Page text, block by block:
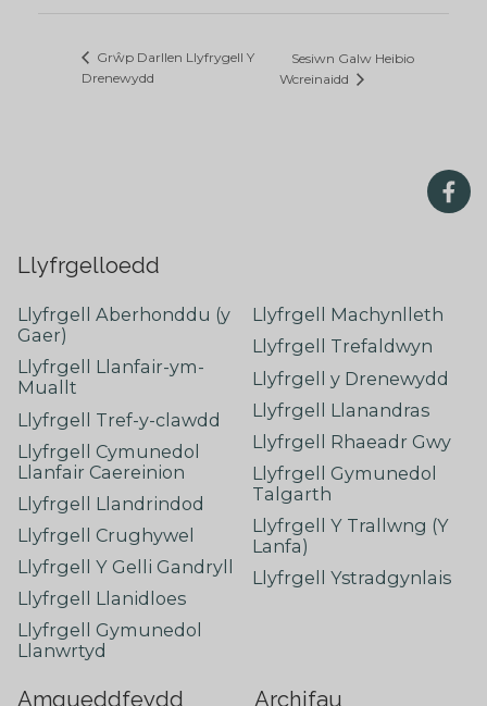
Grŵp Darllen Llyfrygell Y
Drenewydd
Sesiwn Galw Heibio
Wcreinaidd
Llyfrgelloedd
Llyfrgell Aberhonddu (y
Gaer)
Llyfrgell Llanfair-ym-
Muallt
Llyfrgell Tref-y-clawdd
Llyfrgell Cymunedol
Llanfair Caereinion
Llyfrgell Llandrindod
Llyfrgell Crughywel
Llyfrgell Y Gelli Gandryll
Llyfrgell Llanidloes
Llyfrgell Gymunedol
Llanwrtyd
Llyfrgell Machynlleth
Llyfrgell Trefaldwyn
Llyfrgell y Drenewydd
Llyfrgell Llanandras
Llyfrgell Rhaeadr Gwy
Llyfrgell Gymunedol
Talgarth
Llyfrgell Y Trallwng (Y
Lanfa)
Llyfrgell Ystradgynlais
Amgueddfeydd Archifau